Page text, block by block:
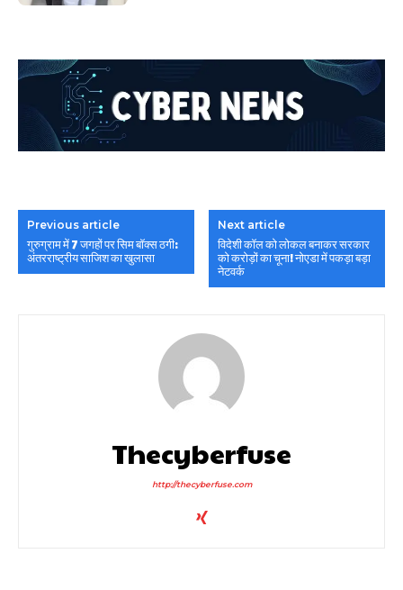
Previous article
गुरुग्राम में 7 जगहों पर सिम बॉक्स ठगी:
अंतरराष्ट्रीय साजिश का खुलासा
Next article
विदेशी कॉल को लोकल बनाकर सरकार
को करोड़ों का चूना! नोएडा में पकड़ा बड़ा
नेटवर्क
Thecyberfuse
http://thecyberfuse.com